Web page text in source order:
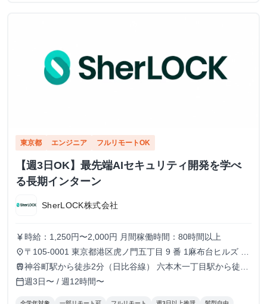
東京都 エンジニア フルリモートOK
【週3日OK】最先端AIセキュリティ開発を学べ
る長期インターン
SherLOCK株式会社
currency_yen 時給：1,250円〜2,000円 月間稼働時間：80時間以上
place 〒105-0001 東京都港区虎ノ門五丁目 9 番 1麻布台ヒルズ ガ
ーデンプラザB 5階 TOKYO VENTURE CAPlTAL HUB内（フ
ルリモートも可）
train神谷町駅から徒歩2分（日比谷線） 六本木一丁目駅から徒歩
10分（南北線）
calendar_today週3日〜 / 週12時間〜